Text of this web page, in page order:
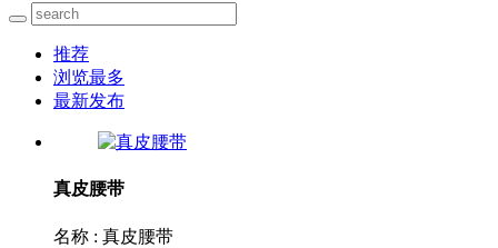
推荐
浏览最多
最新发布
真皮腰带
名称 : 真皮腰带